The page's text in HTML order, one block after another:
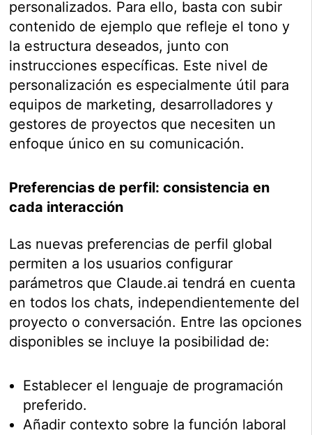
personalizados. Para ello, basta con subir
contenido de ejemplo que refleje el tono y
la estructura deseados, junto con
instrucciones específicas. Este nivel de
personalización es especialmente útil para
equipos de marketing, desarrolladores y
gestores de proyectos que necesiten un
enfoque único en su comunicación.
Preferencias de perfil: consistencia en
cada interacción
Las nuevas preferencias de perfil global
permiten a los usuarios configurar
parámetros que Claude.ai tendrá en cuenta
en todos los chats, independientemente del
proyecto o conversación. Entre las opciones
disponibles se incluye la posibilidad de:
Establecer el lenguaje de programación
preferido.
Añadir contexto sobre la función laboral